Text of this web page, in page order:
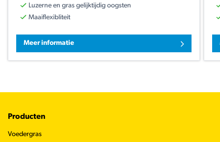
Luzerne en gras gelijktijdig oogsten
Maaiflexibliteit
Meer informatie
Footer
Producten
Voedergras